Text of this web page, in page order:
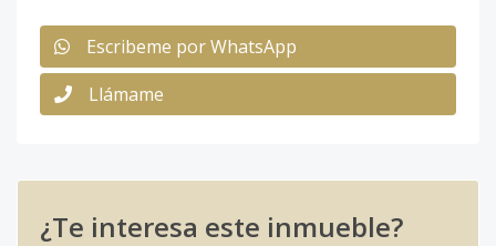
Escribeme por WhatsApp
Llámame
¿Te interesa este inmueble?